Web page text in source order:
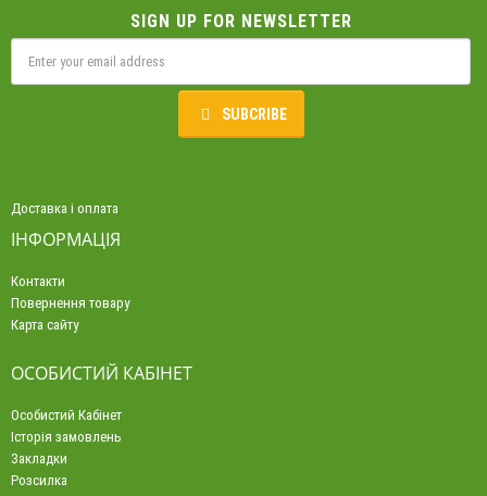
SIGN UP FOR NEWSLETTER
SUBCRIBE
Доставка і оплата
ІНФОРМАЦІЯ
Контакти
Повернення товару
Карта сайту
ОСОБИСТИЙ КАБІНЕТ
Особистий Кабінет
Історія замовлень
Закладки
Розсилка